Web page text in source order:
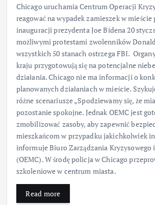
Chicago uruchamia Centrum Operacji
reagować na wypadek zamieszek w mieście
inauguracji prezydenta Joe Bidena 20
możliwymi protestami zwolenników
wszystkich 50 stanach ostrzega FBI.
kraju przygotowują się na potencjalne
działania. Chicago nie ma informacji o
planowanych działaniach w mieście.
różne scenariusze „Spodziewamy się, że
pozostanie spokojne. Jednak OEMC jest
zmobilizować zasoby, aby zapewnić
mieszkańcom w przypadku jakichkolwiek
informuje Biuro Zarządzania Kryzysowego
(OEMC). W środę policja w Chicago
szkoleniowe w centrum miasta.
Read more